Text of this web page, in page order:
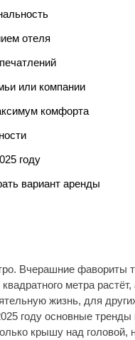
отеля
или компании
комфорта
году
вариант аренды
Вчерашние фавориты
метра растёт,
жизнь, для
году основные
крышу над головой,